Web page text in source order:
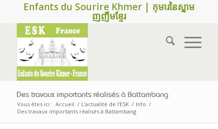
Enfants du Sourire Khmer | កុមារនៃស្នាម
ញញឹមខ្មែរ
Des travaux importants réalisés à Battambang
Vous êtes ici : Accueil / L’actualité de l’ESK / Info /
Des travaux importants réalisés à Battambang